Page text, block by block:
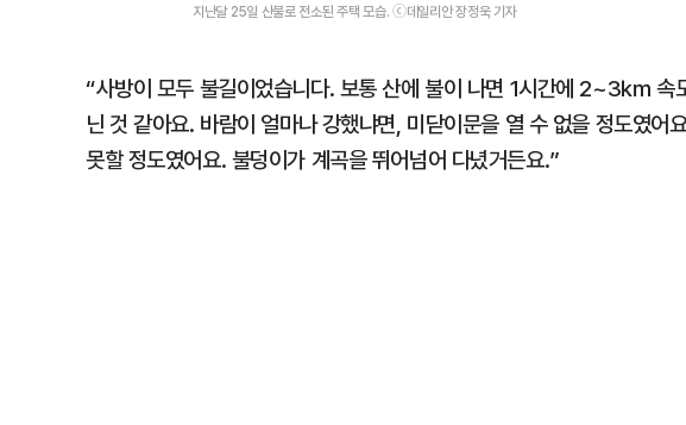
지난달 25일 산불로 전소된 주택 모습. ⓒ데일리안 장정욱 기자
“사방이 모두 불길이었습니다. 보통 산에 불이 나면 1시간에 2~3㎞
닌 것 같아요. 바람이 얼마나 강했냐면, 미닫이문을 열 수 없을 정도였어
못할 정도였어요. 불덩이가 계곡을 뛰어넘어 다녔거든요.”